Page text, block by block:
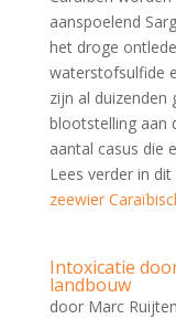
aanspoelend
het droge
waterstofsulfide
zijn al duizenden
blootstelling aan
aantal casus die
Lees verder in
zeewier
Intoxicatie
landbouw
door Marc Ruijten